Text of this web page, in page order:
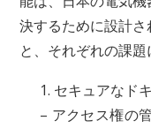
決するために設計
と、それぞれの課題
1. セキュアなド
– アクセス権の